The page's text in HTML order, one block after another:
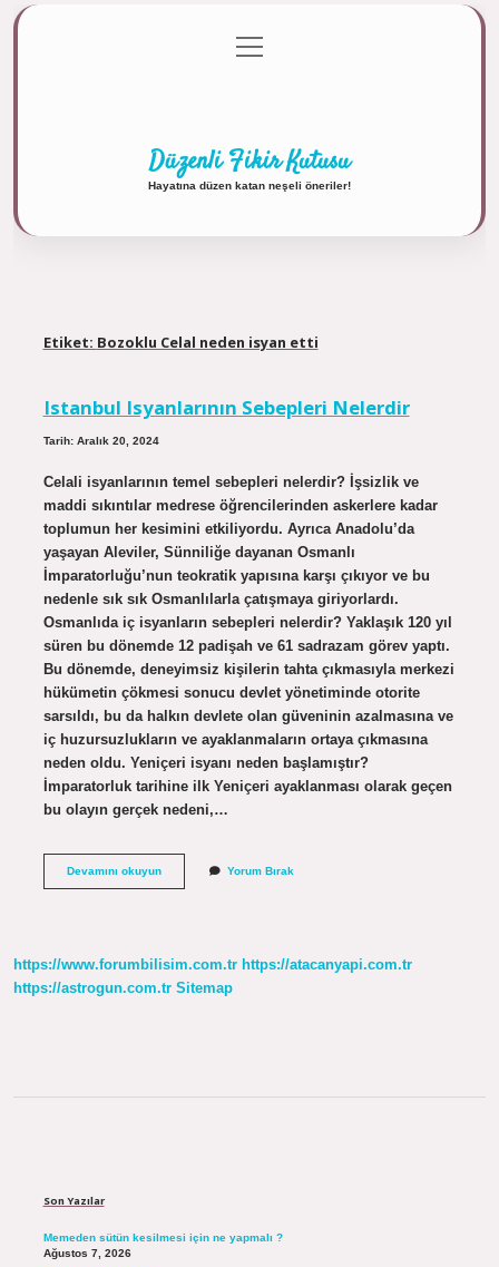
Gizlilik Politikası
menüyü
aç
Düzenli Fikir Kutusu
Hayatına düzen katan neşeli öneriler!
Etiket: Bozoklu Celal neden isyan etti
Istanbul Isyanlarının Sebepleri Nelerdir
Tarih: Aralık 20, 2024
Celali isyanlarının temel sebepleri nelerdir? İşsizlik ve
maddi sıkıntılar medrese öğrencilerinden askerlere kadar
toplumun her kesimini etkiliyordu. Ayrıca Anadolu’da
yaşayan Aleviler, Sünniliğe dayanan Osmanlı
İmparatorluğu’nun teokratik yapısına karşı çıkıyor ve bu
nedenle sık sık Osmanlılarla çatışmaya giriyorlardı.
Osmanlıda iç isyanların sebepleri nelerdir? Yaklaşık 120 yıl
süren bu dönemde 12 padişah ve 61 sadrazam görev yaptı.
Bu dönemde, deneyimsiz kişilerin tahta çıkmasıyla merkezi
hükümetin çökmesi sonucu devlet yönetiminde otorite
sarsıldı, bu da halkın devlete olan güveninin azalmasına ve
iç huzursuzlukların ve ayaklanmaların ortaya çıkmasına
neden oldu. Yeniçeri isyanı neden başlamıştır?
İmparatorluk tarihine ilk Yeniçeri ayaklanması olarak geçen
bu olayın gerçek nedeni,…
Devamını okuyunIstanbul
Yorum Bırak
https://www.forumbilisim.com.tr https://atacanyapi.com.tr
https://astrogun.com.tr Sitemap
Son Yazılar
Memeden sütün kesilmesi için ne yapmalı ?
Ağustos 7, 2026